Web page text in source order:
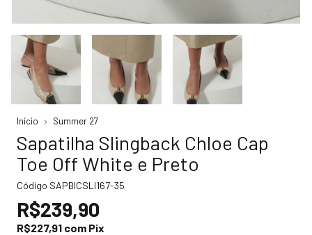
Início Summer 27
Sapatilha Slingback Chloe Cap
Toe Off White e Preto
Código SAPBICSLI167-35
R$239,90
R$227,91 com Pix